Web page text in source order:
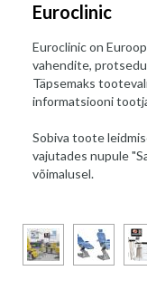
Euroclinic
Euroclinic on
vahendite,
Täpsemaks
informatsiooni
Sobiva toote
vajutades nupule
võimalusel.